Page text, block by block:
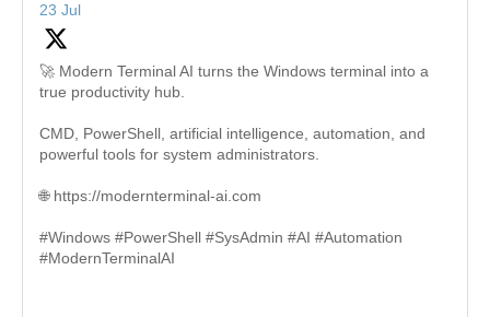
23 Jul
🚀 Modern Terminal AI turns the Windows terminal into a
true productivity hub.
CMD, PowerShell, artificial intelligence, automation, and
powerful tools for system administrators.
🌐 https://modernterminal-ai.com
#Windows #PowerShell #SysAdmin #AI #Automation
#ModernTerminalAI